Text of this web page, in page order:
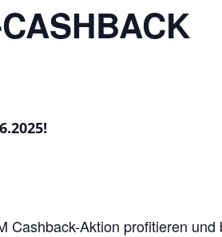
Cashback-Aktion profitieren und